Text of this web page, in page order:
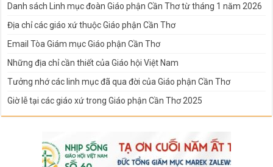
Danh sách Linh mục đoàn Giáo phận Cần Thơ từ tháng 1 năm 2026
Địa chỉ các giáo xứ thuộc Giáo phận Cần Thơ
Email Tòa Giám mục Giáo phận Cần Thơ
Những địa chỉ cần thiết của Giáo hội Việt Nam
Tưởng nhớ các linh mục đã qua đời của Giáo phận Cần Thơ
Giờ lễ tại các giáo xứ trong Giáo phận Cần Thơ 2025